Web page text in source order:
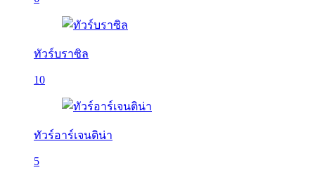
ทัวร์บราซิล
10
ทัวร์อาร์เจนติน่า
5